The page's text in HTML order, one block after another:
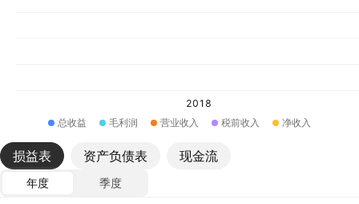
2018
总收益
毛利润 营业收入 税前收入 净收入
损益表 资产负债表 现金流
年度
季度